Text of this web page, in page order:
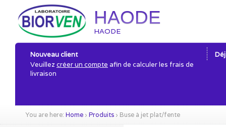
HAODE
HAODE
Nouveau client
Veuillez créer un compte afin de calculer les frais de
livraison
You are here: Home › Produits › Buse à jet plat/fente